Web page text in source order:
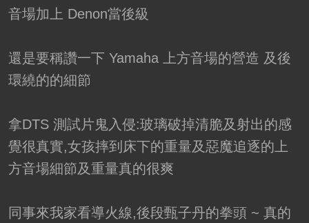
音場加上 Denon當後級
還是要稱讚一下 Yamaha 上方音場的營造 及後
環繞的的細節
拿DTS 測試片鬼入侵:玻璃破掉清脆及射出的感
覺很真實,女孩摔到床下的重量及惡魔追逐的上
方音場細節及重量真的很爽
同事來我家看導火線,後段甄子丹的拳頭 ~ 真的